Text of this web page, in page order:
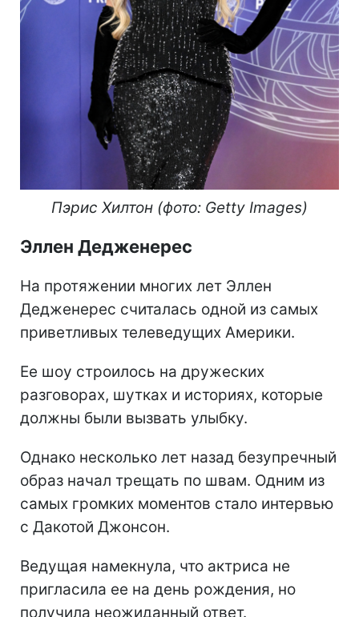
Пэрис Хилтон (фото: Getty Images)
Эллен Дедженерес
На протяжении многих лет Эллен
Дедженерес считалась одной из самых
приветливых телеведущих Америки.
Ее шоу строилось на дружеских
разговорах, шутках и историях, которые
должны были вызвать улыбку.
Однако несколько лет назад безупречный
образ начал трещать по швам. Одним из
самых громких моментов стало интервью
с Дакотой Джонсон.
Ведущая намекнула, что актриса не
пригласила ее на день рождения, но
получила неожиданный ответ.